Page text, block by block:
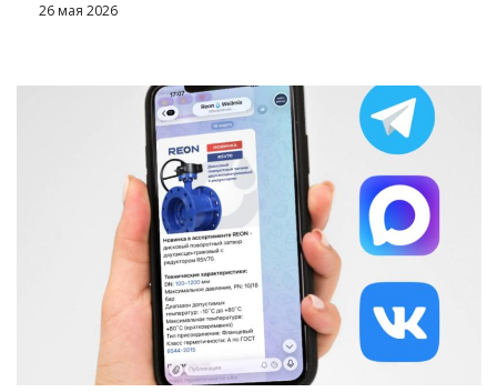
26 мая 2026